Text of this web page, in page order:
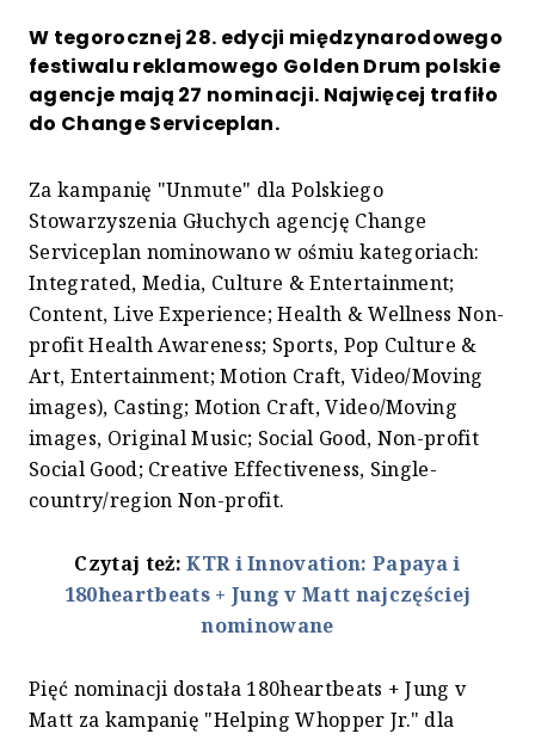
W tegorocznej 28. edycji międzynarodowego
festiwalu reklamowego Golden Drum polskie
agencje mają 27 nominacji. Najwięcej trafiło
do Change Serviceplan.
Za kampanię "Unmute" dla Polskiego
Stowarzyszenia Głuchych agencję Change
Serviceplan nominowano w ośmiu kategoriach:
Integrated, Media, Culture & Entertainment;
Content, Live Experience; Health & Wellness Non-
profit Health Awareness; Sports, Pop Culture &
Art, Entertainment; Motion Craft, Video/Moving
images), Casting; Motion Craft, Video/Moving
images, Original Music; Social Good, Non-profit
Social Good; Creative Effectiveness, Single-
country/region Non-profit.
Czytaj też:KTR i Innovation: Papaya i
180heartbeats + Jung v Matt najczęściej
nominowane
Pięć nominacji dostała 180heartbeats + Jung v
Matt za kampanię "Helping Whopper Jr." dla